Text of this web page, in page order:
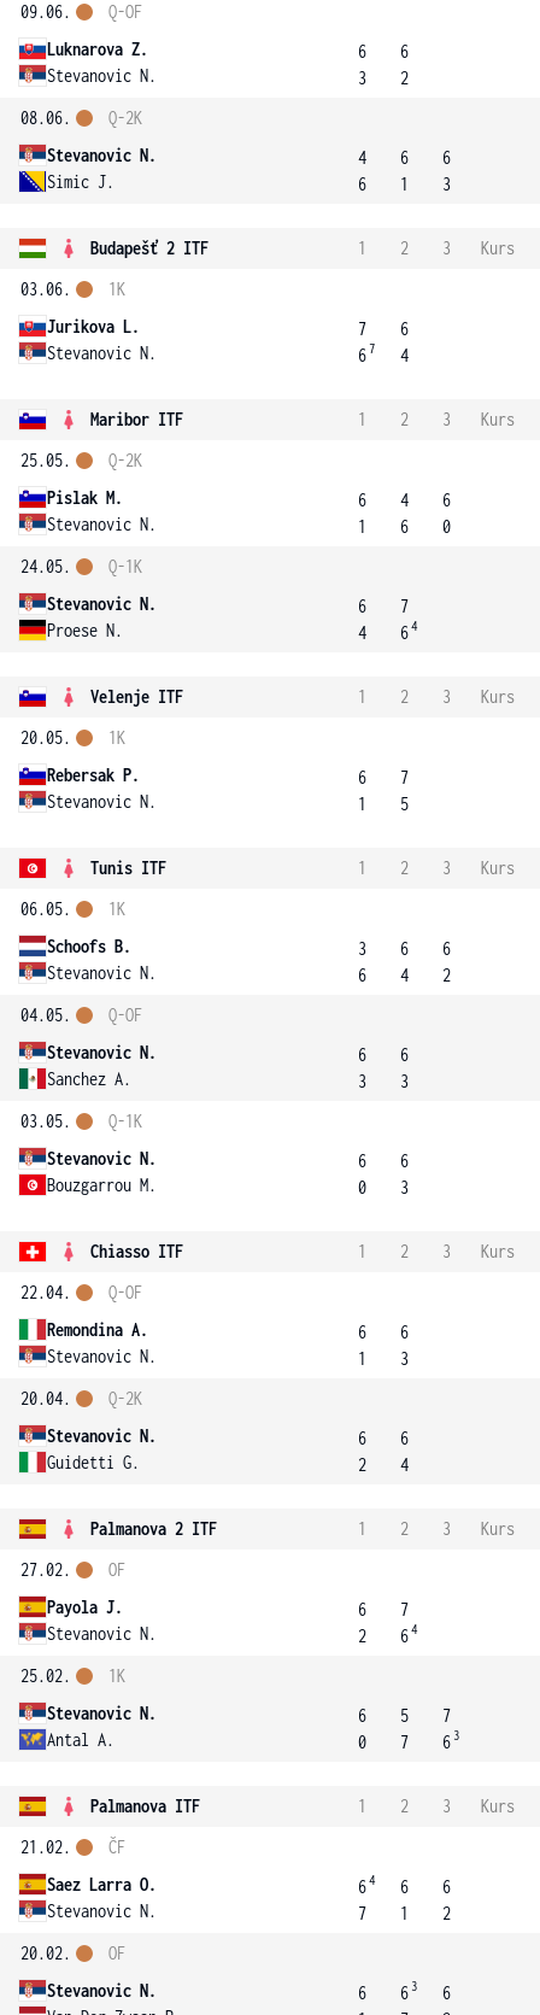
09.06.
Luknarova Z.
Stevanovic N.
Q-OF
6
3
6
2
08.06.
Stevanovic N.
Simic J.
Q-2K
4
6
6
1
6
3
Budapešť 2 ITF 1 2 3
Kurs
03.06.
Jurikova L.
Stevanovic N.
1K
7
67
6
4
Maribor ITF 1 2 3
Kurs
25.05.
Pislak M.
Stevanovic N.
Q-2K
6
1
4
6
6
0
24.05.
Stevanovic N.
Proese N.
Q-1K
6
4
7
64
Velenje ITF 1 2 3
Kurs
20.05.
Rebersak P.
Stevanovic N.
1K
6
1
7
5
Tunis ITF 1 2 3
Kurs
06.05.
Schoofs B.
Stevanovic N.
1K
3
6
6
4
6
2
04.05.
Stevanovic N.
Sanchez A.
Q-OF
6
3
6
3
03.05.
Stevanovic N.
Bouzgarrou M.
Q-1K
6
0
6
3
Chiasso ITF 1 2 3
Kurs
22.04.
Remondina A.
Stevanovic N.
Q-OF
6
1
6
3
20.04.
Stevanovic N.
Guidetti G.
Q-2K
6
2
6
4
Palmanova 2 ITF 1 2 3
Kurs
27.02.
Payola J.
Stevanovic N.
OF
6
2
7
64
25.02.
Stevanovic N.
Antal A.
1K
6
0
5
7
7
6 3
Palmanova ITF 1 2 3
Kurs
21.02.
Saez Larra O.
Stevanovic N.
ČF
64
7
6
1
6
2
20.02.
Stevanovic N.
OF
6
6 3
6